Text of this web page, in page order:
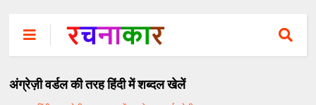
अंग्रेज़ी वर्डल की तरह हिंदी में शब्दल खेलें